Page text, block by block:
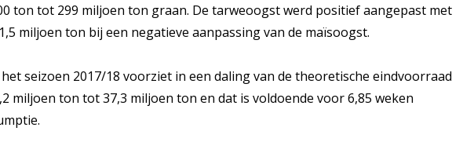
ton tot 299 miljoen ton graan. De tarweoogst werd positief aangepast met
miljoen ton bij een negatieve aanpassing van de maïsoogst.
seizoen 2017/18 voorziet in een daling van de theoretische eindvoorraad
miljoen ton tot 37,3 miljoen ton en dat is voldoende voor 6,85 weken